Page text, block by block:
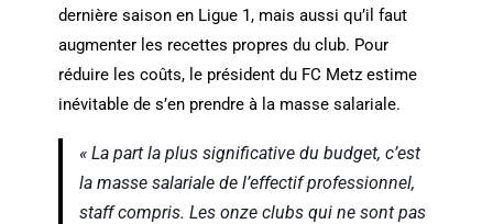
dernière saison en Ligue 1, mais aussi qu’il faut
augmenter les recettes propres du club. Pour
réduire les coûts, le président du FC Metz estime
inévitable de s’en prendre à la masse salariale.
« La part la plus significative du budget, c’est
la masse salariale de l’effectif professionnel,
staff compris. Les onze clubs qui ne sont pas